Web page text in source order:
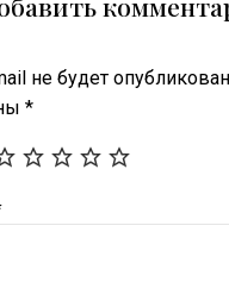
не будет
*